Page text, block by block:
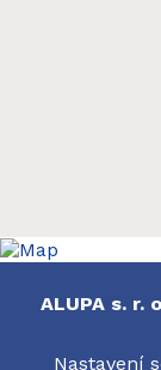
ALUPA s. r.
Nastavení